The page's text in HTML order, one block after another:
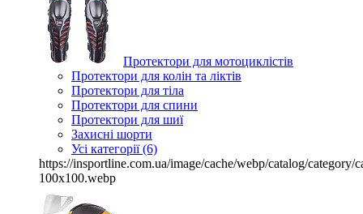
Протектори для мотоциклістів
Протектори для колін та ліктів
Протектори для тіла
Протектори для спини
Протектори для шиї
Захисні шорти
Усі категорії (6)
https://insportline.com.ua/image/cache/webp/catalog/category/
100x100.webp